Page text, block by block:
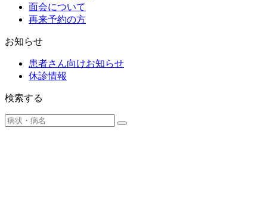
面会について
再来予約の方
お知らせ
患者さん向けお知らせ
休診情報
検索する